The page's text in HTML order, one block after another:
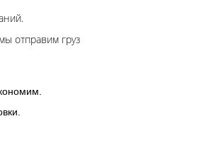
отправим груз